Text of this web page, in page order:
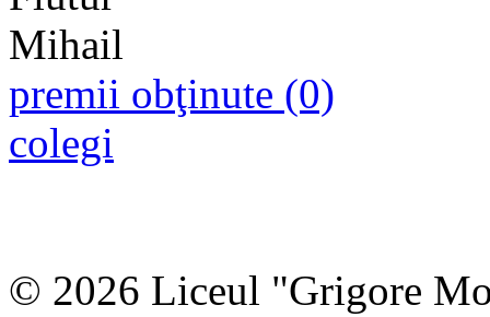
premii obţinute (0)
colegi
© 2026 Liceul "Grigore